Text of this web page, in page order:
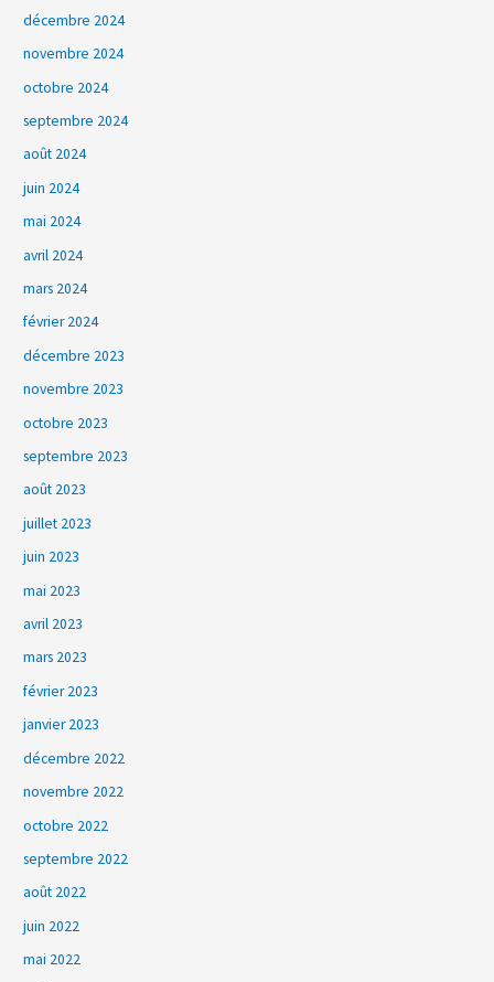
décembre 2024
novembre 2024
octobre 2024
septembre 2024
août 2024
juin 2024
mai 2024
avril 2024
mars 2024
février 2024
décembre 2023
novembre 2023
octobre 2023
septembre 2023
août 2023
juillet 2023
juin 2023
mai 2023
avril 2023
mars 2023
février 2023
janvier 2023
décembre 2022
novembre 2022
octobre 2022
septembre 2022
août 2022
juin 2022
mai 2022